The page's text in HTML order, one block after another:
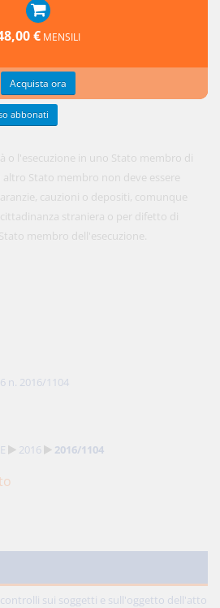
o l'esecuzione in uno Stato membro di
altro Stato membro non deve essere
cauzioni o depositi, comunque
straniera o per difetto di
membro dell'esecuzione.
n. 2016/1104
2016 2016/1104
sui soggetti e sull'oggetto dell'atto
€ MENSILI
Acquista ora
abbonati